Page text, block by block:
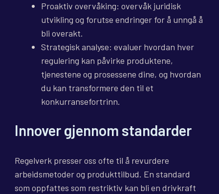
Proaktiv overvåking: overvåk juridisk
utvikling og forutse endringer for å unngå å
bli overakt.
Strategisk analyse: evaluer hvordan hver
regulering kan påvirke produktene,
tjenestene og prosessene dine, og hvordan
du kan transformere den til et
konkurransefortrinn.
Innover gjennom standarder
Regelverk presser oss ofte til å revurdere
arbeidsmetoder og produkttilbud. En standard
som oppfattes som restriktiv kan bli en drivkraft